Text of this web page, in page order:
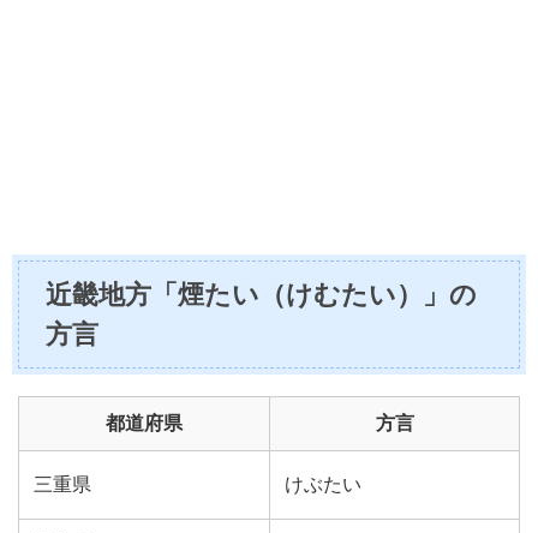
近畿地方「煙たい（けむたい）」の
方言
都道府県 方言
三重県 けぶたい